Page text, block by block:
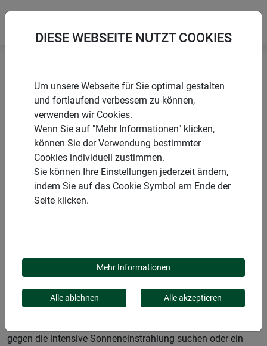
Startseite Produkte Insektenschutz
Zubehör
Gewebe
PRODUKTKATEGORIE
GEWEBE
bieten wir Ihnen eine breite Palette an Geweben für jeden
Aluminium und Polyester – jedes Material bietet einzigartige
Vorteile, um Ihr Zuhause sicher und komfortabel zu halten.
gegen die intensive Sonneneinstrahlung suchen oder ein
DIESE WEBSEITE NUTZT COOKIES
Um unsere Webseite für Sie optimal gestalten
und fortlaufend verbessern zu können,
verwenden wir Cookies.
Wenn Sie auf "Mehr Informationen" klicken,
können Sie der Verwendung bestimmter
Cookies individuell zustimmen.
Sie können Ihre Einstellungen jederzeit ändern,
indem Sie auf das Cookie Symbol am Ende der
Seite klicken.
Mehr Informationen
Alle ablehnen Alle akzeptieren